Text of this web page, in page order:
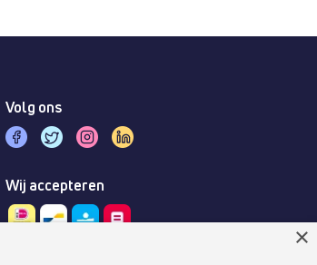
Volg ons
Wij accepteren
×